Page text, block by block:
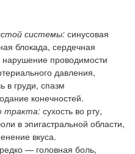
системы: синусовая
блокада, сердечная
нарушение проводимости
давления,
в груди, спазм
конечностей.
тракта: сухость во рту,
в эпигастральной области,
вкуса.
редко — головная боль,